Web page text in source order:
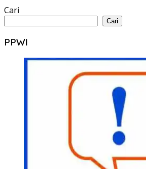
Cari
Cari
PPWI